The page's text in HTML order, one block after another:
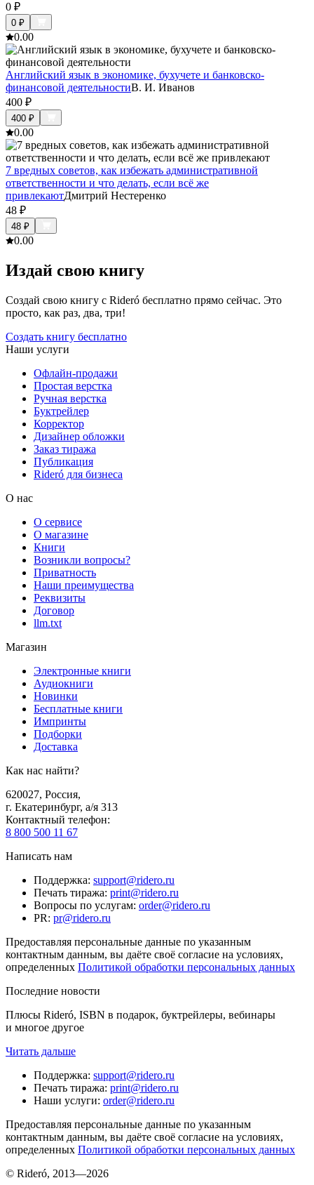
0 ₽
0 ₽
0.00
Английский язык в экономике, бухучете и банковско-
финансовой деятельностиВ. И. Иванов
400 ₽
400 ₽
0.00
7 вредных советов, как избежать административной
ответственности и что делать, если всё же
привлекаютДмитрий Нестеренко
48 ₽
48 ₽
0.00
Издай свою книгу
Создай свою книгу с Rideró бесплатно прямо сейчас. Это
просто, как раз, два, три!
Создать книгу бесплатно
Наши услуги
Офлайн-продажи
Простая верстка
Ручная верстка
Буктрейлер
Корректор
Дизайнер обложки
Заказ тиража
Публикация
Rideró для бизнеса
О нас
О сервисе
О магазине
Книги
Возникли вопросы?
Приватность
Наши преимущества
Реквизиты
Договор
llm.txt
Магазин
Электронные книги
Аудиокниги
Новинки
Бесплатные книги
Импринты
Подборки
Доставка
Как нас найти?
620027, Россия,
г. Екатеринбург, а/я 313
Контактный телефон:
8 800 500 11 67
Написать нам
Поддержка: support@ridero.ru
Печать тиража: print@ridero.ru
Вопросы по услугам: order@ridero.ru
PR: pr@ridero.ru
Предоставляя персональные данные по указанным
контактным данным, вы даёте своё согласие на условиях,
определенных Политикой обработки персональных данных
Последние новости
Плюсы Rideró, ISBN в подарок, буктрейлеры, вебинары
и многое другое
Читать дальше
Поддержка: support@ridero.ru
Печать тиража: print@ridero.ru
Наши услуги: order@ridero.ru
Предоставляя персональные данные по указанным
контактным данным, вы даёте своё согласие на условиях,
определенных Политикой обработки персональных данных
© Rideró, 2013—2026